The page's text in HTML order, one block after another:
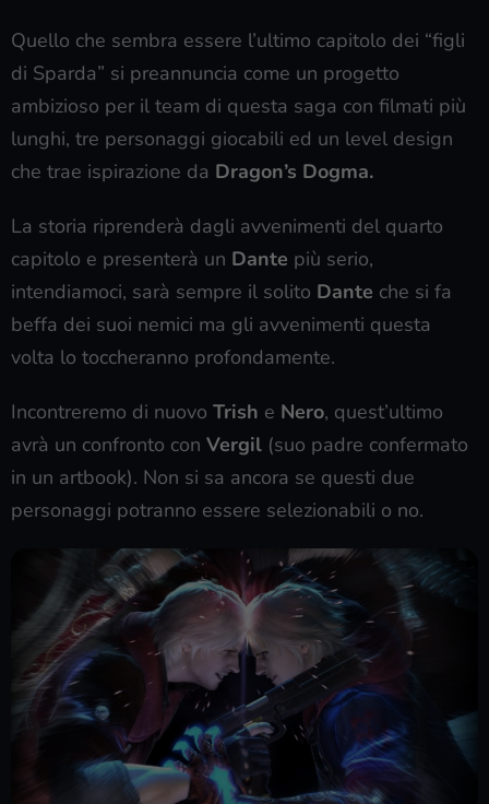
Quello che sembra essere l’ultimo capitolo dei “figli
di Sparda” si preannuncia come un progetto
ambizioso per il team di questa saga con filmati più
lunghi, tre personaggi giocabili ed un level design
che trae ispirazione da Dragon’s Dogma.
La storia riprenderà dagli avvenimenti del quarto
capitolo e presenterà un Dante più serio,
intendiamoci, sarà sempre il solito Dante che si fa
beffa dei suoi nemici ma gli avvenimenti questa
volta lo toccheranno profondamente.
Incontreremo di nuovo Trish e Nero, quest’ultimo
avrà un confronto con Vergil (suo padre confermato
in un artbook). Non si sa ancora se questi due
personaggi potranno essere selezionabili o no.